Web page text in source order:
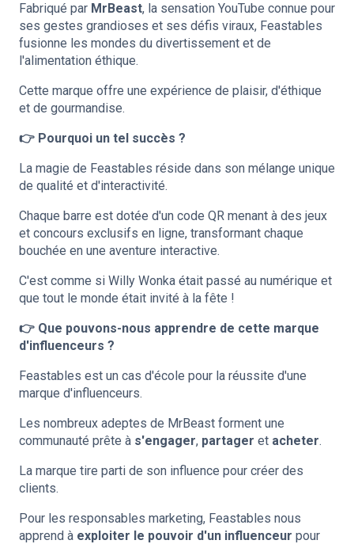
Fabriqué par MrBeast, la sensation YouTube connue pour
ses gestes grandioses et ses défis viraux, Feastables
fusionne les mondes du divertissement et de
l'alimentation éthique.
Cette marque offre une expérience de plaisir, d'éthique
et de gourmandise.
👉 Pourquoi un tel succès ?
La magie de Feastables réside dans son mélange unique
de qualité et d'interactivité.
Chaque barre est dotée d'un code QR menant à des jeux
et concours exclusifs en ligne, transformant chaque
bouchée en une aventure interactive.
C'est comme si Willy Wonka était passé au numérique et
que tout le monde était invité à la fête !
👉 Que pouvons-nous apprendre de cette marque
d'influenceurs ?
Feastables est un cas d'école pour la réussite d'une
marque d'influenceurs.
Les nombreux adeptes de MrBeast forment une
communauté prête à s'engager, partager et acheter.
La marque tire parti de son influence pour créer des
clients.
Pour les responsables marketing, Feastables nous
apprend à exploiter le pouvoir d'un influenceur pour